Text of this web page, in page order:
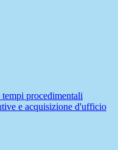
procedimentali
e acquisizione d'ufficio